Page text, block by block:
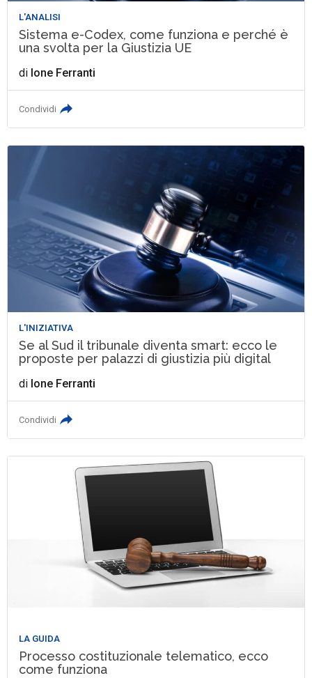
L'ANALISI
Sistema e-Codex, come funziona e perché è
una svolta per la Giustizia UE
di Ione Ferranti
Condividi
L'INIZIATIVA
Se al Sud il tribunale diventa smart: ecco le
proposte per palazzi di giustizia più digital
di Ione Ferranti
Condividi
LA GUIDA
Processo costituzionale telematico, ecco
come funziona